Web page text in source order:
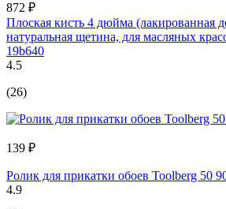
872 ₽
Плоская кисть 4 дюйма (лакированная
натуральная щетина, для масляных
19b640
4.5
(26)
139 ₽
Ролик для прикатки обоев Toolberg 50
4.9